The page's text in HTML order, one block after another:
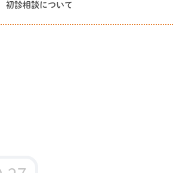
初診相談について